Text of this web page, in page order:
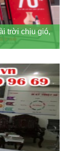
trời chịu gió,